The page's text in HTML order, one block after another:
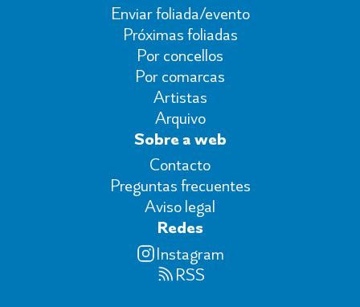
Enviar foliada/evento
Próximas foliadas
Por concellos
Por comarcas
Artistas
Arquivo
Sobre a web
Contacto
Preguntas frecuentes
Aviso legal
Redes
Instagram
RSS